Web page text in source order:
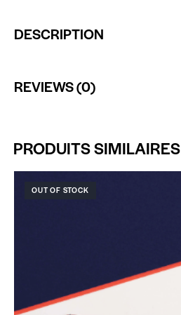
DESCRIPTION
REVIEWS (0)
PRODUITS SIMILAIRES
OUT OF STOCK